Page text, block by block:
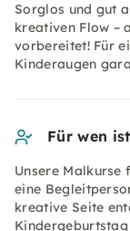
Sorglos und gut
kreativen Flow –
vorbereitet! Für
Kinderaugen
Für wen
Unsere Malkurse
eine
kreative Seite